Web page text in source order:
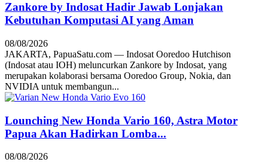
Zankore by Indosat Hadir Jawab Lonjakan
Kebutuhan Komputasi AI yang Aman
08/08/2026
JAKARTA, PapuaSatu.com — Indosat Ooredoo Hutchison
(Indosat atau IOH) meluncurkan Zankore by Indosat, yang
merupakan kolaborasi bersama Ooredoo Group, Nokia, dan
NVIDIA untuk membangun...
Lounching New Honda Vario 160, Astra Motor
Papua Akan Hadirkan Lomba...
08/08/2026